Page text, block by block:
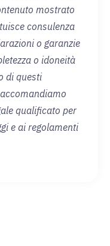
mostrato
consulenza
o garanzie
o idoneità
di questi
qualificato per
e ai regolamenti